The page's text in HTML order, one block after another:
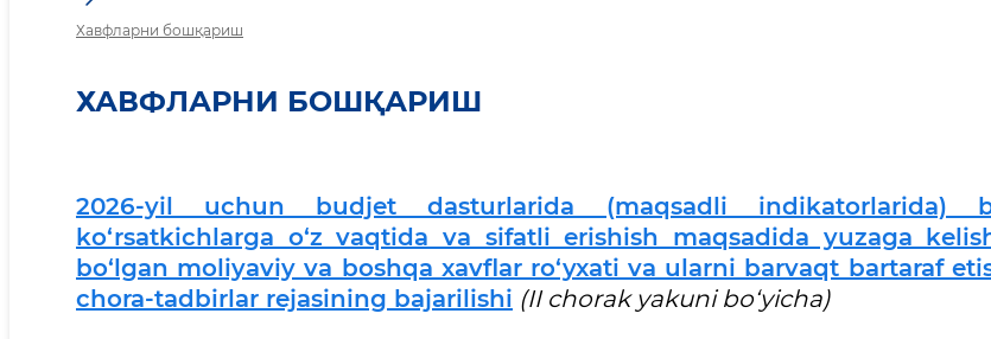
Хавфларни бошқариш
ХАВФЛАРНИ БОШҚАРИШ
2026-yil uchun budjet dasturlarida (maqsadli indikatorlarida)
ko‘rsatkichlarga o‘z vaqtida va sifatli erishish maqsadida yuzaga
bo‘lgan moliyaviy va boshqa xavflar ro‘yxati va ularni barvaqt bartaraf
chora-tadbirlar rejasining bajarilishi (II chorak yakuni bo‘yicha)